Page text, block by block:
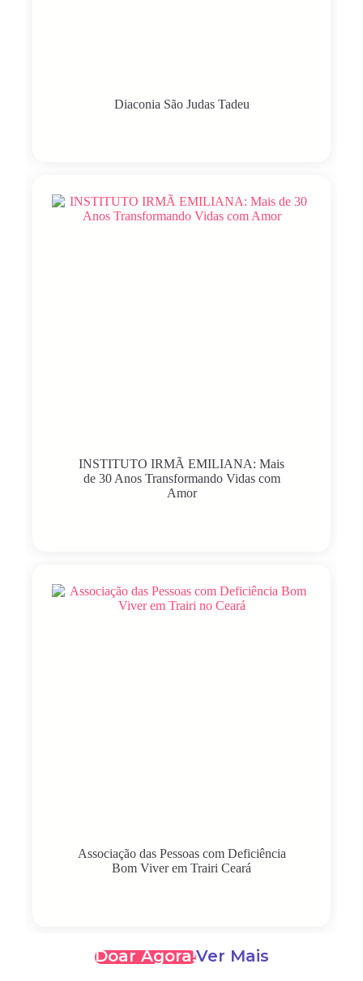
Diaconia São Judas Tadeu
INSTITUTO IRMÃ EMILIANA: Mais
de 30 Anos Transformando Vidas com
Amor
Associação das Pessoas com Deficiência
Bom Viver em Trairi Ceará
Doar Agora!Ver Mais